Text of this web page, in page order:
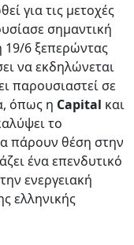
για τις μετοχές
σημαντική
19/6 ξεπερώντας
να εκδηλώνεται
παρουσιαστεί σε
όπως η Capital και
το
πάρουν θέση στην
ένα επενδυτικό
ενεργειακή
ελληνικής